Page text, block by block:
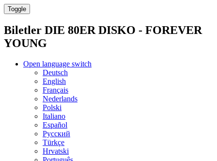
Toggle
Biletler DIE 80ER DISKO - FOREVER
YOUNG
Open language switch
Deutsch
English
Français
Nederlands
Polski
Italiano
Español
Русский
Türkçe
Hrvatski